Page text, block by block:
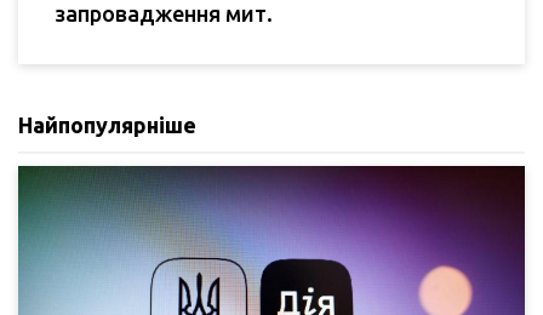
запровадження мит.
Найпопулярніше